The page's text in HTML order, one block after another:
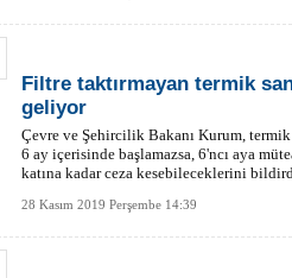
Filtre taktırmayan termik
geliyor
Çevre ve Şehircilik Bakanı Kurum,
6 ay içerisinde başlamazsa, 6'ncı aya
katına kadar ceza kesebileceklerini
28 Kasım 2019 Perşembe 14:39